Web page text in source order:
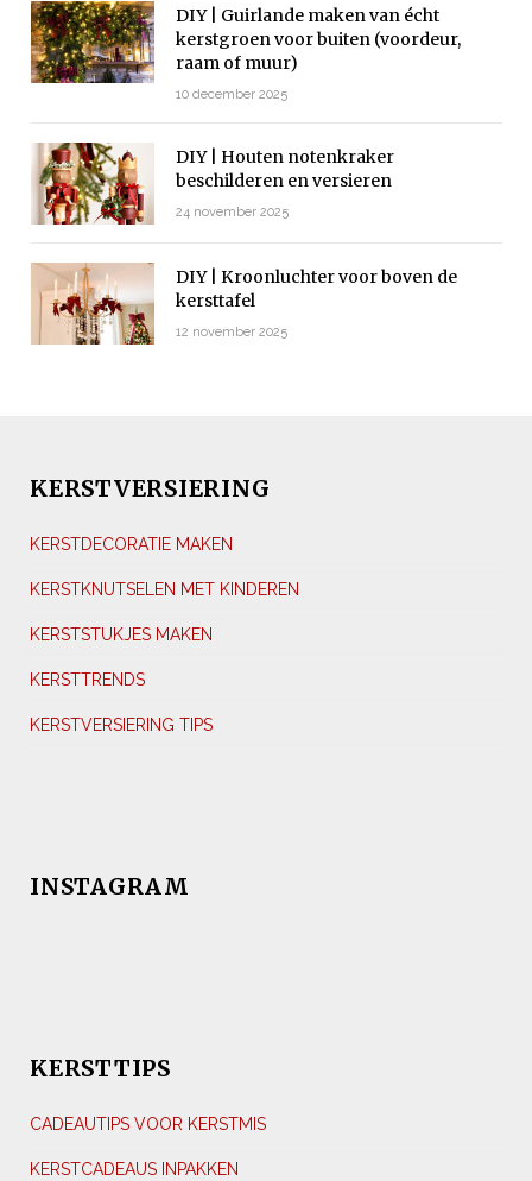
DIY | Guirlande maken van écht
kerstgroen voor buiten (voordeur,
raam of muur)
10 december 2025
DIY | Houten notenkraker
beschilderen en versieren
24 november 2025
DIY | Kroonluchter voor boven de
kersttafel
12 november 2025
KERSTVERSIERING
KERSTDECORATIE MAKEN
KERSTKNUTSELEN MET KINDEREN
KERSTSTUKJES MAKEN
KERSTTRENDS
KERSTVERSIERING TIPS
INSTAGRAM
KERSTTIPS
CADEAUTIPS VOOR KERSTMIS
KERSTCADEAUS INPAKKEN